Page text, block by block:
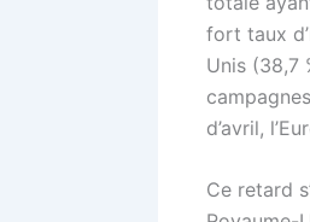
fort taux
Unis (38,7
d’avril,
Ce retard